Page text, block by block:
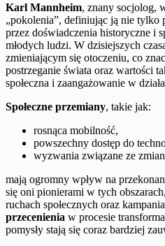
Karl Mannheim, znany socjolog,
„pokolenia”, definiując ją nie tylko
przez doświadczenia historyczne i
młodych ludzi. W dzisiejszych
zmieniającym się otoczeniu, co
postrzeganie świata oraz wartości
społeczna i zaangażowanie w
Społeczne przemiany, takie jak:
rosnąca mobilność,
powszechny dostęp do
wyzwania związane ze
mają ogromny wpływ na
się oni pionierami w tych
ruchach społecznych oraz
przecenienia w procesie
pomysły stają się coraz bardziej